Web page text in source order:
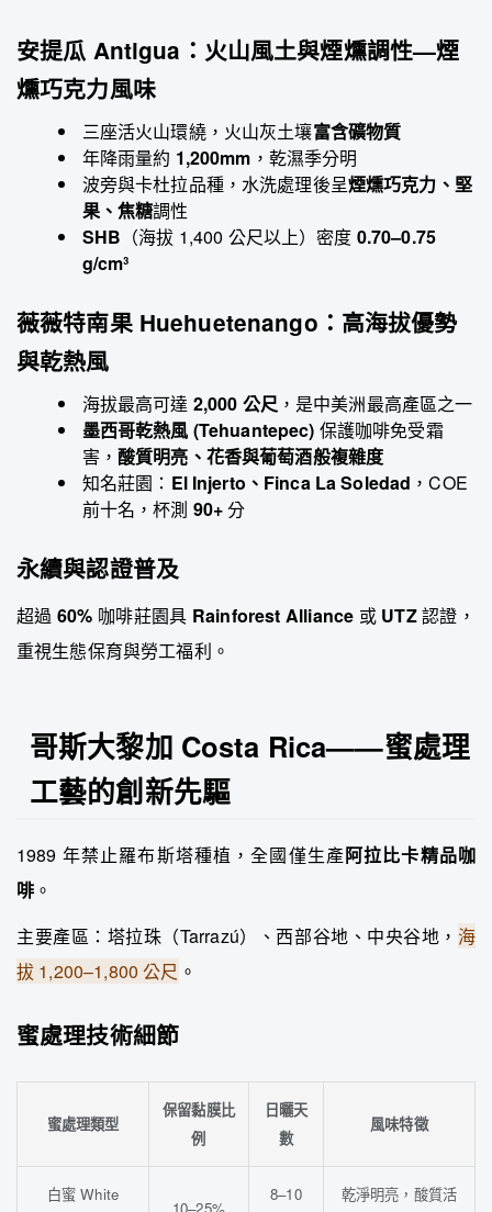
安提瓜 Antigua：火山風土與煙燻調性—煙
燻巧克力風味
三座活火山環繞，火山灰土壤富含礦物質
年降雨量約 1,200mm ，乾濕季分明
波旁與卡杜拉品種，水洗處理後呈煙燻巧克力、堅
果、焦糖調性
SHB （海拔 1,400 公尺以上）密度 0.70–0.75
g/cm³
薇薇特南果 Huehuetenango：高海拔優勢
與乾熱風
海拔最高可達 2,000 公尺 ，是中美洲最高產區之一
墨西哥乾熱風 (Tehuantepec) 保護咖啡免受霜
害，酸質明亮、花香與葡萄酒般複雜度
知名莊園： El Injerto、Finca La Soledad ，COE
前十名，杯測 90+分
永續與認證普及
超過60% 咖啡莊園具 Rainforest Alliance 或 UTZ認證，
重視生態保育與勞工福利。
哥斯大黎加 Costa Rica——蜜處理
工藝的創新先驅
1989 年禁止羅布斯塔種植，全國僅生產阿拉比卡精品咖
啡 。
主要產區：塔拉珠（Tarrazú）、西部谷地、中央谷地， 海
拔 1,200–1,800 公尺 。
蜜處理技術細節
蜜處理類型
保留黏膜比
例
日曬天
數
風味特徵
白蜜 White 8–10 乾淨明亮，酸質活